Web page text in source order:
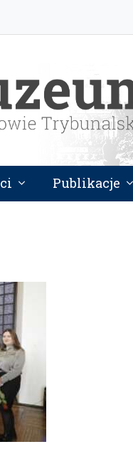
Publikacje